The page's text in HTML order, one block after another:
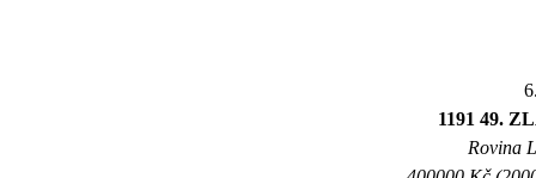
1191 49.
Rovina